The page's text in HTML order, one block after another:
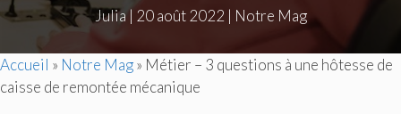
Julia| 20 août 2022 | Notre Mag
Accueil » Notre Mag» Métier – 3 questions à une hôtesse de
caisse de remontée mécanique